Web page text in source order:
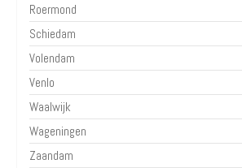
Roermond
Schiedam
Volendam
Venlo
Waalwijk
Wageningen
Zaandam